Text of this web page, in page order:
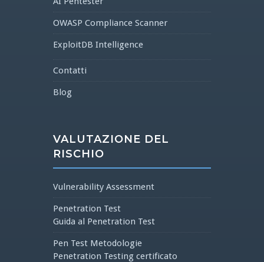
OWASP Compliance Scanner
ExploitDB Intelligence
Contatti
Blog
VALUTAZIONE DEL
RISCHIO
Vulnerability Assessment
Penetration Test
Guida al Penetration Test
Pen Test Metodologie
Penetration Testing certificato